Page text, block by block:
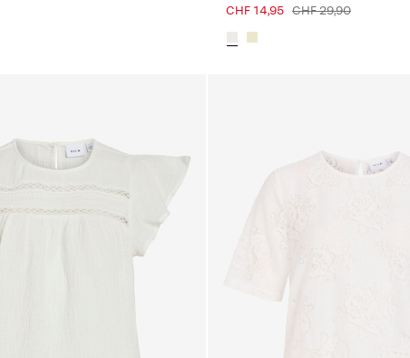
CHF 14,95 CHF 29,90